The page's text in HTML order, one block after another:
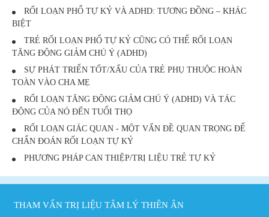
RỐI LOẠN PHỔ TỰ KỶ VÀ ADHD: TƯƠNG ĐỒNG – KHÁC
BIỆT
TRẺ RỐI LOẠN PHỔ TỰ KỶ CŨNG CÓ THỂ RỐI LOẠN
TĂNG ĐỘNG GIẢM CHÚ Ý (ADHD)
SỰ PHÁT TRIỂN TỐT/XẤU CỦA TRẺ PHỤ THUỘC HOÀN
TOÀN VÀO CHA MẸ
RỐI LOẠN TĂNG ĐỘNG GIẢM CHÚ Ý (ADHD) VÀ TÁC
ĐỘNG CỦA NÓ ĐẾN TUỔI THỌ
RỐI LOẠN GIÁC QUAN - MỘT VẤN ĐỀ QUAN TRỌNG ĐỂ
CHẨN ĐOÁN RỐI LOẠN TỰ KỶ
PHƯƠNG PHÁP CAN THIỆP/TRỊ LIỆU TRẺ TỰ KỶ
THAM VẤN TRỊ LIỆU TÂM LÝ THIÊN ÂN